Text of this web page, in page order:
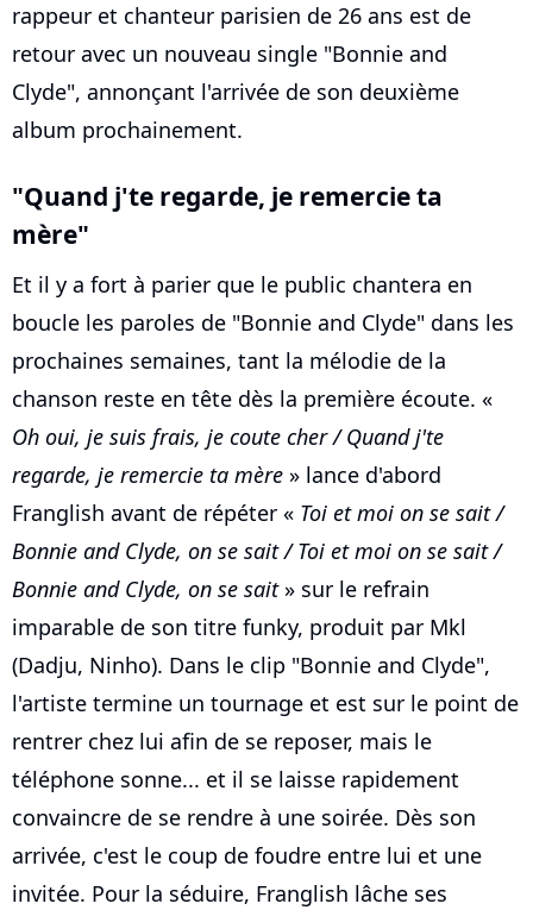
rappeur et chanteur parisien de 26 ans est de
retour avec un nouveau single "Bonnie and
Clyde", annonçant l'arrivée de son deuxième
album prochainement.
"Quand j'te regarde, je remercie ta
mère"
Et il y a fort à parier que le public chantera en
boucle les paroles de "Bonnie and Clyde" dans les
prochaines semaines, tant la mélodie de la
chanson reste en tête dès la première écoute. «
Oh oui, je suis frais, je coute cher / Quand j'te
regarde, je remercie ta mère » lance d'abord
Franglish avant de répéter « Toi et moi on se sait /
Bonnie and Clyde, on se sait / Toi et moi on se sait /
Bonnie and Clyde, on se sait» sur le refrain
imparable de son titre funky, produit par Mkl
(Dadju, Ninho). Dans le clip "Bonnie and Clyde",
l'artiste termine un tournage et est sur le point de
rentrer chez lui afin de se reposer, mais le
téléphone sonne... et il se laisse rapidement
convaincre de se rendre à une soirée. Dès son
arrivée, c'est le coup de foudre entre lui et une
invitée. Pour la séduire, Franglish lâche ses